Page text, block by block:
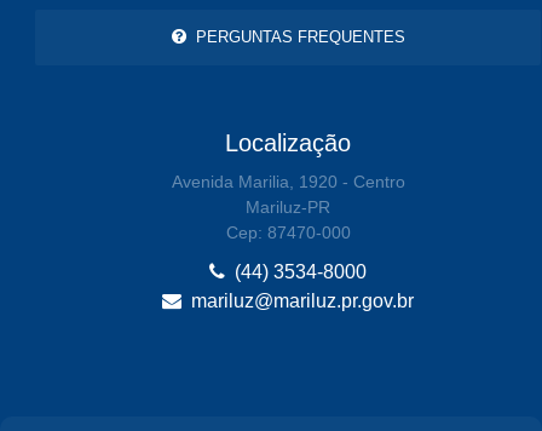
PERGUNTAS FREQUENTES
Localização
Avenida Marilia, 1920 - Centro
Mariluz-PR
Cep: 87470-000
(44) 3534-8000
mariluz@mariluz.pr.gov.br